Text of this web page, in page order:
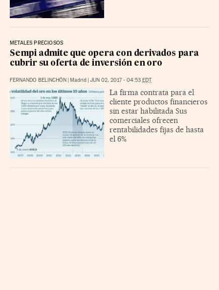
METALES PRECIOSOS
Sempi admite que opera con derivados para
cubrir su oferta de inversión en oro
FERNANDO BELINCHÓN | Madrid | JUN 02, 2017 - 04:53 EDT
La firma contrata para el
cliente productos financieros
sin estar habilitada Sus
comerciales ofrecen
rentabilidades fijas de hasta
el 6%